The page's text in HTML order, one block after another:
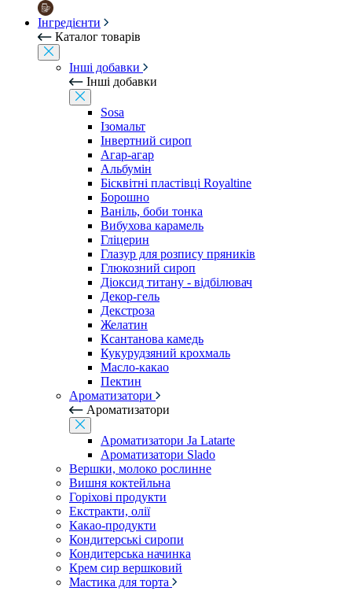
Інгредієнти
Каталог товарів
Інші добавки
Інші добавки
Sosa
Ізомальт
Інвертний сироп
Агар-агар
Альбумін
Бісквітні пластівці Royaltine
Борошно
Ваніль, боби тонка
Вибухова карамель
Гліцерин
Глазур для розпису пряників
Глюкозний сироп
Діоксид титану - відбілювач
Декор-гель
Декстроза
Желатин
Ксантанова камедь
Кукурудзяний крохмаль
Масло-какао
Пектин
Ароматизатори
Ароматизатори
Ароматизатори Ja Latarte
Ароматизатори Slado
Вершки, молоко рослинне
Вишня коктейльна
Горіхові продукти
Екстракти, олії
Какао-продукти
Кондитерські сиропи
Кондитерська начинка
Крем сир вершковий
Мастика для торта